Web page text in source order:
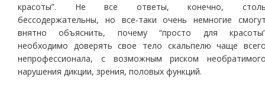
красоты”. Не все ответы, конечно,
бессодержательны, но все-таки очень немногие
внятно объяснить, почему “просто для
необходимо доверять свое тело скальпелю чаще
непрофессионала, с возможным риском
нарушения дикции, зрения, половых функций.